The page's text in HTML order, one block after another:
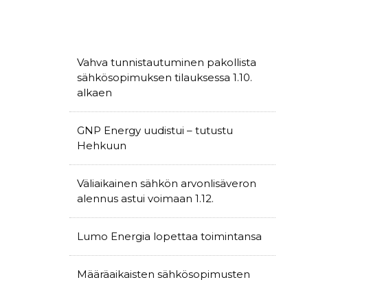
Vahva tunnistautuminen pakollista
sähkösopimuksen tilauksessa 1.10.
alkaen
GNP Energy uudistui – tutustu
Hehkuun
Väliaikainen sähkön arvonlisäveron
alennus astui voimaan 1.12.
Lumo Energia lopettaa toimintansa
Määräaikaisten sähkösopimusten